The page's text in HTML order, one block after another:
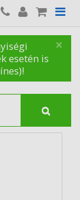
×
esetén is